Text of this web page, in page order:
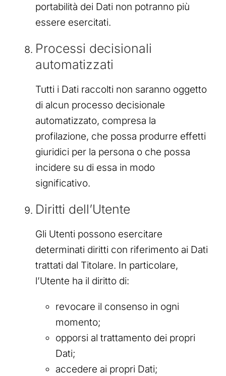
portabilità dei Dati non potranno più
essere esercitati.
Processi decisionali
automatizzati
Tutti i Dati raccolti non saranno oggetto
di alcun processo decisionale
automatizzato, compresa la
profilazione, che possa produrre effetti
giuridici per la persona o che possa
incidere su di essa in modo
significativo.
Diritti dell’Utente
Gli Utenti possono esercitare
determinati diritti con riferimento ai Dati
trattati dal Titolare. In particolare,
l’Utente ha il diritto di:
revocare il consenso in ogni
momento;
opporsi al trattamento dei propri
Dati;
accedere ai propri Dati;